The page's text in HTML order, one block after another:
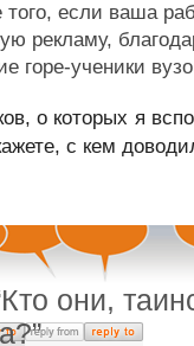
если ваша
рекламу,
горе-ученики
о которых я
с кем
они,